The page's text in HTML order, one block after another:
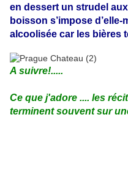
en dessert un strudel
boisson s’impose
alcoolisée car les bières
A suivre!.....
Ce que j'adore .... les
terminent souvent sur